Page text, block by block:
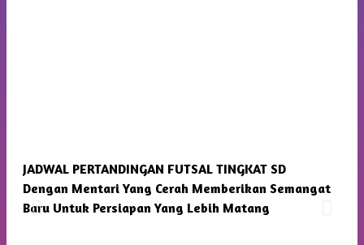
JADWAL PERTANDINGAN FUTSAL TINGKAT SD
Dengan Mentari Yang Cerah Memberikan Semangat
Baru Untuk Persiapan Yang Lebih Matang